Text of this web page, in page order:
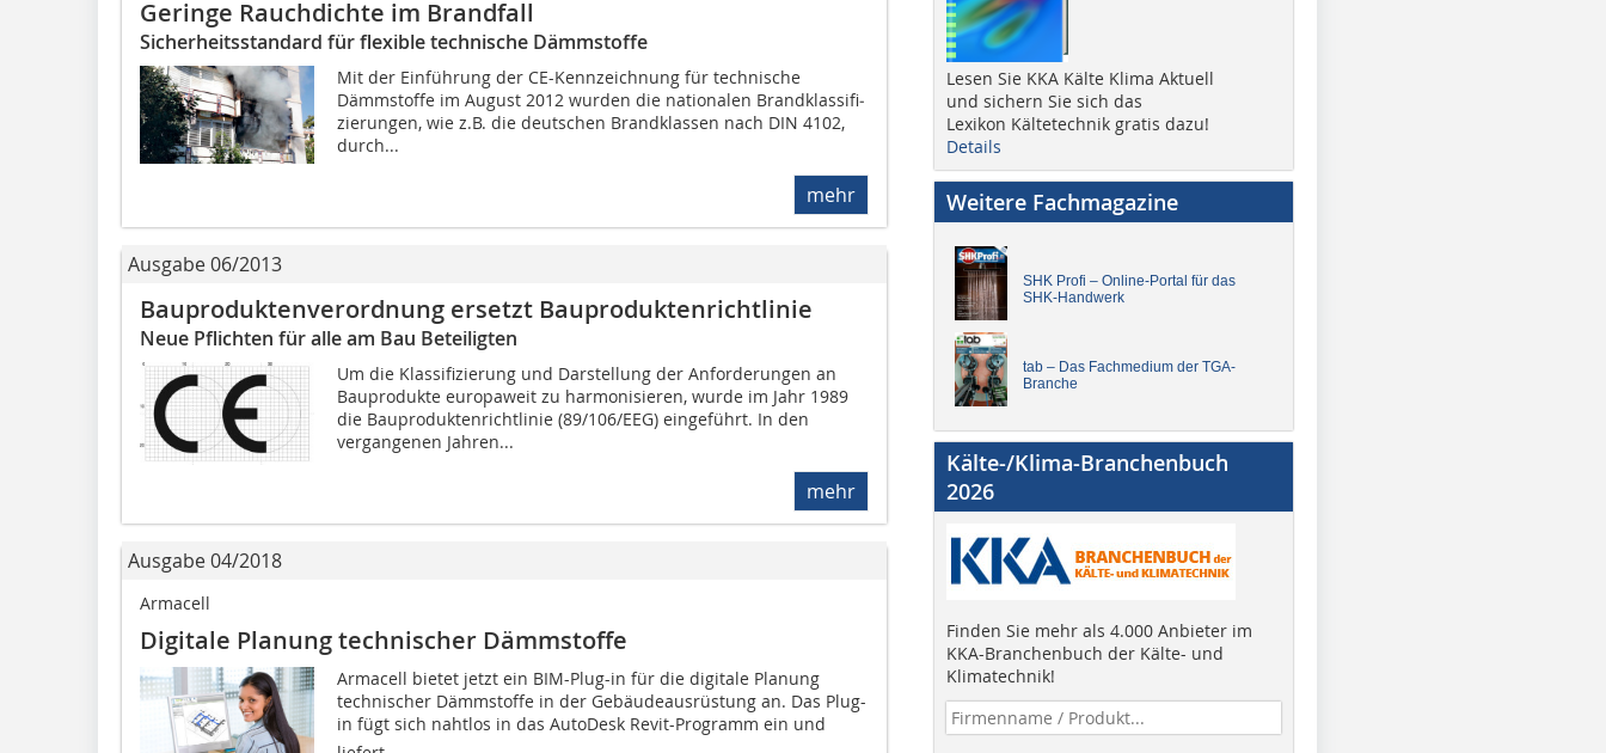
Geringe Rauchdichte im Brandfall
Sicherheitsstandard für flexible technische Dämmstoffe
Mit der Einführung der CE-Kennzeichnung für technische
Dämmstoffe im August 2012 wurden die nationalen Brandklassifi­
zierun­gen, wie z.B. die deutschen Brandklassen nach DIN 4102,
durch...
mehr
Ausgabe 06/2013
Bauproduktenverordnung ersetzt Bauproduktenrichtlinie
Neue Pflichten für alle am Bau Beteiligten
Um die Klassifizierung und Darstellung der Anforderungen an
Bauprodukte europaweit zu harmonisieren, wurde im Jahr 1989
die Bauproduktenrichtlinie (89/106/EEG) eingeführt. In den
vergangenen Jahren...
mehr
Ausgabe 04/2018
Armacell
Digitale Planung technischer Dämmstoffe
Armacell bietet jetzt ein BIM-Plug-in für die digitale Planung
technischer Dämmstoffe in der Gebäudeausrüstung an. Das Plug-
in fügt sich nahtlos in das AutoDesk Revit-Programm ein und
Lesen Sie KKA Kälte Klima Aktuell
und sichern Sie sich das
Lexikon Kältetechnik gratis dazu!
Details
Weitere Fachmagazine
SHK Profi – Online-Portal für das
SHK-Handwerk
tab – Das Fachmedium der TGA-
Branche
Kälte-/Klima-Branchenbuch
2026
Finden Sie mehr als 4.000 Anbieter im
KKA-Branchenbuch der Kälte- und
Klimatechnik!